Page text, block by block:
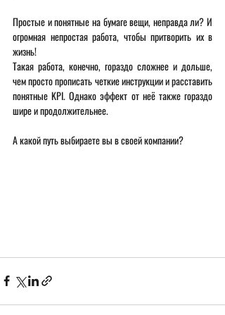
Простые и понятные на бумаге вещи, неправда ли? И
огромная непростая работа, чтобы притворить их в
жизнь!
Такая работа, конечно, гораздо сложнее и дольше,
чем просто прописать четкие инструкции и расставить
понятные KPI. Однако эффект от неё также гораздо
шире и продолжительнее.
А какой путь выбираете вы в своей компании?